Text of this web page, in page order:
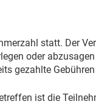
statt. Der
oder
gezahlte
ist die